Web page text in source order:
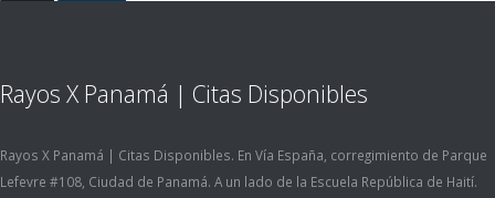
Rayos X Panamá | Citas Disponibles
Rayos X Panamá | Citas Disponibles. En Vía España, corregimiento de Parque
Lefevre #108, Ciudad de Panamá. A un lado de la Escuela República de Haití.